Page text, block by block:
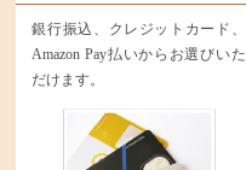
銀行振込、クレジットカード、
Amazon Pay払いからお選びいた
だけます。